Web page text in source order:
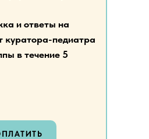
и ответы на
куратора-педиатра
в течение 5